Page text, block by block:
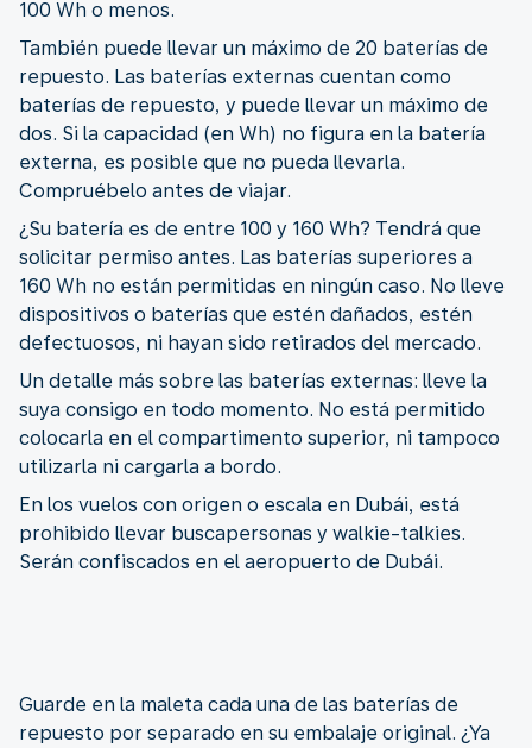
100 Wh o menos.
También puede llevar un máximo de 20 baterías de
repuesto. Las baterías externas cuentan como
baterías de repuesto, y puede llevar un máximo de
dos. Si la capacidad (en Wh) no figura en la batería
externa, es posible que no pueda llevarla.
Compruébelo antes de viajar.
¿Su batería es de entre 100 y 160 Wh? Tendrá que
solicitar permiso antes. Las baterías superiores a
160 Wh no están permitidas en ningún caso. No lleve
dispositivos o baterías que estén dañados, estén
defectuosos, ni hayan sido retirados del mercado.
Un detalle más sobre las baterías externas: lleve la
suya consigo en todo momento. No está permitido
colocarla en el compartimento superior, ni tampoco
utilizarla ni cargarla a bordo.
En los vuelos con origen o escala en Dubái, está
prohibido llevar buscapersonas y walkie-talkies.
Serán confiscados en el aeropuerto de Dubái.
Guarde en la maleta cada una de las baterías de
repuesto por separado en su embalaje original. ¿Ya